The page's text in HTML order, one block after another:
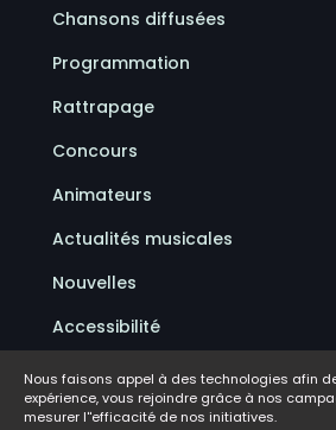
Chansons diffusées
Programmation
Rattrapage
Concours
Animateurs
Actualités musicales
Nouvelles
Accessibilité
Politique de confidentialité
Conditions d'utilisation
Nous faisons appel à des technologies afin
expérience, vous rejoindre grâce à nos
mesurer l''efficacité de nos initiatives.